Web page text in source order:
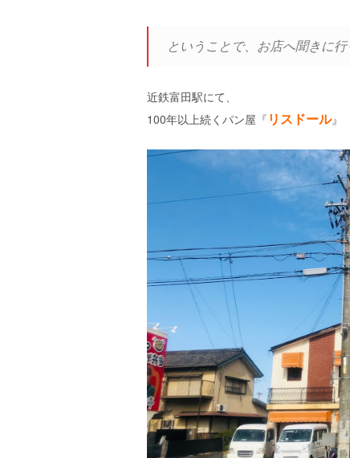
ということで、お店へ聞きに
近鉄富田駅にて、
100年以上続くパン屋『 リスドール』